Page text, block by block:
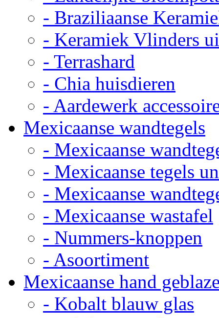
- Braziliaanse
- Keramiek Vlinders
- Terrashard
- Chia huisdieren
- Aardewerk
Mexicaanse wandtegels
- Mexicaanse
- Mexicaanse tegels
- Mexicaanse
- Mexicaanse wastafel
- Nummers-knoppen
- Asoortiment
Mexicaanse hand
- Kobalt blauw glas